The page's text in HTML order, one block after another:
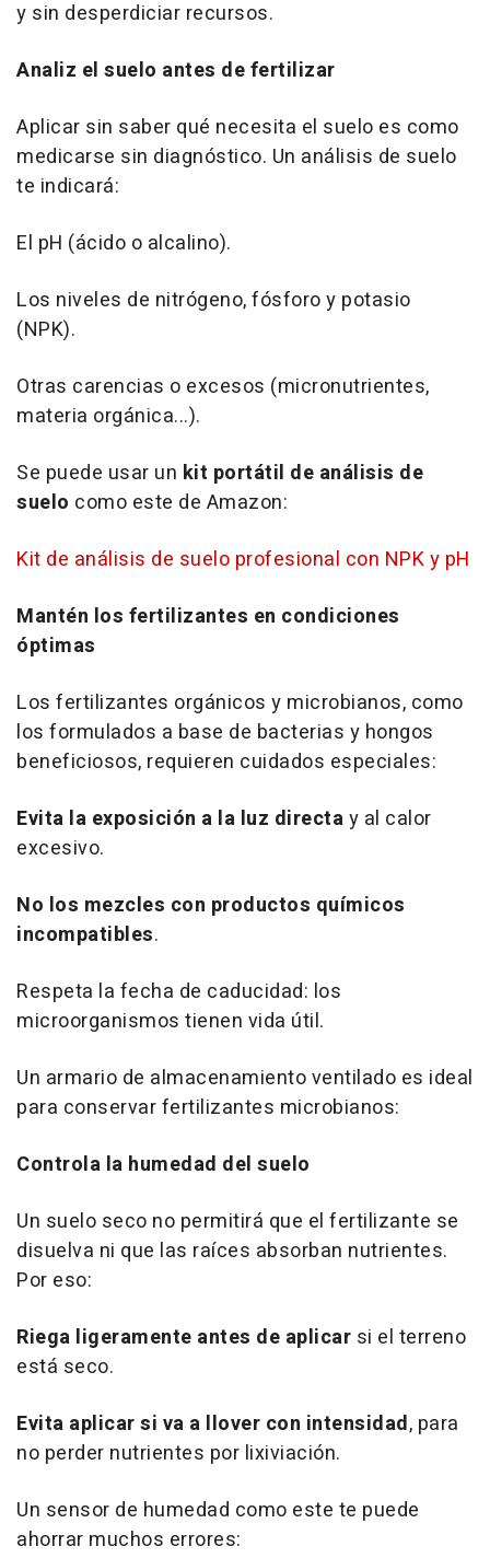
y sin desperdiciar recursos.
Analiz el suelo antes de fertilizar
Aplicar sin saber qué necesita el suelo es como
medicarse sin diagnóstico. Un análisis de suelo
te indicará:
El pH (ácido o alcalino).
Los niveles de nitrógeno, fósforo y potasio
(NPK).
Otras carencias o excesos (micronutrientes,
materia orgánica...).
Se puede usar un kit portátil de análisis de
suelo como este de Amazon:
Kit de análisis de suelo profesional con NPK y pH
Mantén los fertilizantes en condiciones
óptimas
Los fertilizantes orgánicos y microbianos, como
los formulados a base de bacterias y hongos
beneficiosos, requieren cuidados especiales:
Evita la exposición a la luz directay al calor
excesivo.
No los mezcles con productos químicos
incompatibles.
Respeta la fecha de caducidad: los
microorganismos tienen vida útil.
Un armario de almacenamiento ventilado es ideal
para conservar fertilizantes microbianos:
Controla la humedad del suelo
Un suelo seco no permitirá que el fertilizante se
disuelva ni que las raíces absorban nutrientes.
Por eso:
Riega ligeramente antes de aplicar si el terreno
está seco.
Evita aplicar si va a llover con intensidad, para
no perder nutrientes por lixiviación.
Un sensor de humedad como este te puede
ahorrar muchos errores: